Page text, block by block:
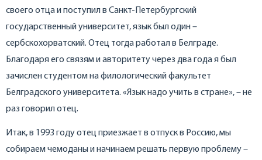
своего отца и поступил в Санкт-Петербургский
государственный университет, язык был один –
сербскохорватский. Отец тогда работал в Белграде.
Благодаря его связям и авторитету через два года я был
зачислен студентом на филологический факультет
Белградского университета. «Язык надо учить в стране», – не
раз говорил отец.
Итак, в 1993 году отец приезжает в отпуск в Россию, мы
собираем чемоданы и начинаем решать первую проблему –